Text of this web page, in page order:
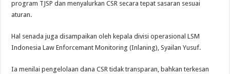
program TJSP dan menyalurkan CSR secara tepat sasaran sesuai
aturan.
Hal senada juga disampaikan oleh kepala divisi operasional LSM
Indonesia Law Enforcemant Monitoring (Inlaning), Syailan Yusuf.
Ia menilai pengelolaan dana CSR tidak transparan, bahkan terkesan